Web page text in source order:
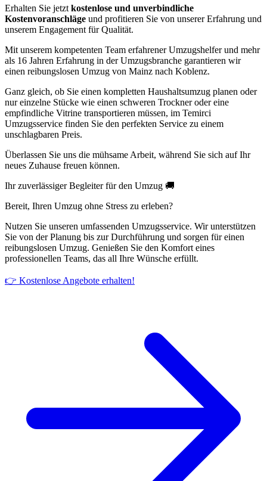
Erhalten Sie jetzt kostenlose und unverbindliche
Kostenvoranschläge und profitieren Sie von unserer Erfahrung und
unserem Engagement für Qualität.
Mit unserem kompetenten Team erfahrener Umzugshelfer und mehr
als 16 Jahren Erfahrung in der Umzugsbranche garantieren wir
einen reibungslosen Umzug von Mainz nach Koblenz.
Ganz gleich, ob Sie einen kompletten Haushaltsumzug planen oder
nur einzelne Stücke wie einen schweren Trockner oder eine
empfindliche Vitrine transportieren müssen, im Temirci
Umzugsservice finden Sie den perfekten Service zu einem
unschlagbaren Preis.
Überlassen Sie uns die mühsame Arbeit, während Sie sich auf Ihr
neues Zuhause freuen können.
Ihr zuverlässiger Begleiter für den Umzug 🚚
Bereit, Ihren Umzug ohne Stress zu erleben?
Nutzen Sie unseren umfassenden Umzugsservice. Wir unterstützen
Sie von der Planung bis zur Durchführung und sorgen für einen
reibungslosen Umzug. Genießen Sie den Komfort eines
professionellen Teams, das all Ihre Wünsche erfüllt.
👉 Kostenlose Angebote erhalten!